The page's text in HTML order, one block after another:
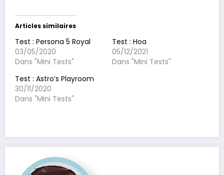
Articles similaires
Test : Persona 5 Royal
03/05/2020
Dans "Mini Tests"
Test : Hoa
05/12/2021
Dans "Mini Tests"
Test : Astro’s Playroom
30/11/2020
Dans "Mini Tests"